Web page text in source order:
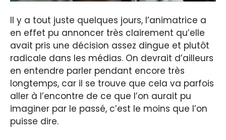
Il y a tout juste quelques jours, l’animatrice a
en effet pu annoncer très clairement qu’elle
avait pris une décision assez dingue et plutôt
radicale dans les médias. On devrait d’ailleurs
en entendre parler pendant encore très
longtemps, car il se trouve que cela va parfois
aller à l’encontre de ce que l’on aurait pu
imaginer par le passé, c’est le moins que l’on
puisse dire.